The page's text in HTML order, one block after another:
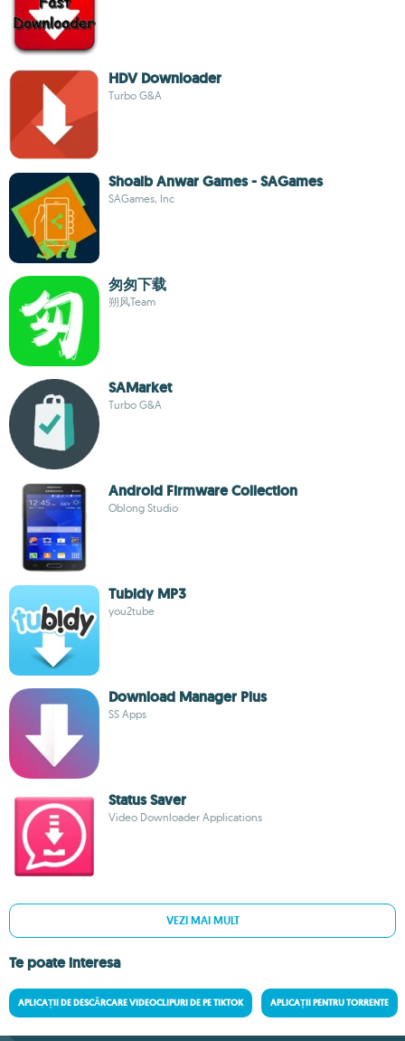
HDV Downloader
Turbo G&A
Shoaib Anwar Games - SAGames
SAGames, Inc
匆匆下载
朔风Team
SAMarket
Turbo G&A
Android Firmware Collection
Oblong Studio
Tubidy MP3
you2tube
Download Manager Plus
SS Apps
Status Saver
Video Downloader Applications
VEZI MAI MULT
Te poate interesa
APLICAȚII DE DESCĂRCARE VIDEOCLIPURI DE PE TIKTOK APLICAȚII PENTRU TORRENTE